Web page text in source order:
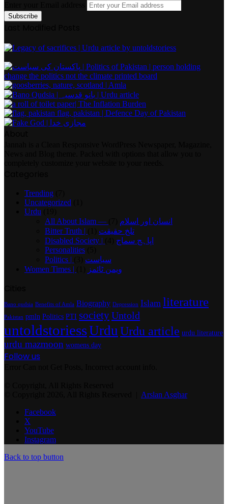
Trending
Uncategorized
Urdu
All About Islam — انسان اور اسلام
Bitter Truth | تلخ حقیقت
Disabled Society | اپاہج سماج
Personalities
Politics | سیاست
Women Times | ویمن ٹائمز
Bano qudsia Benefits of Amla Biography Depression Islam literature
Pakistan pmln Politics PTI societyUntold
untoldstoriessUrduUrdu article urdu literature
urdu mazmoon womens day
Follow us
Arslan Asghar
Facebook
X
YouTube
Instagram
Back to top button